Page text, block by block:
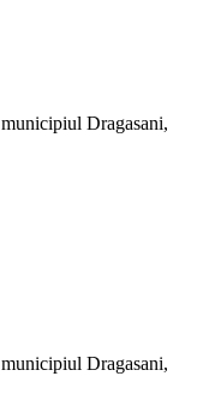
Dragasani,
Dragasani,